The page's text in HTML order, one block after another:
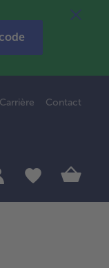
Carrière Contact